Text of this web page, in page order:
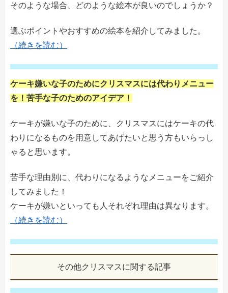
そのような場合、どのような絵本が良いのでしょうか？
選ぶポイントやおすすめの絵本を紹介してみました。
（続きを読む）
ケーキ嫌いな子のためにクリスマスには代わりメニュー
を！苦手な子のためのアイデア！
ケーキが嫌いな子のために、クリスマスにはケーキの代
わりになるものを用意してあげたいと思う方もいらっし
ゃると思います。
苦手な理由別に、代わりになるようなメニューをご紹介
してみました！
ケーキが嫌いといっても人それぞれ理由は異なります。
（続きを読む）
その他クリスマスに関する記事